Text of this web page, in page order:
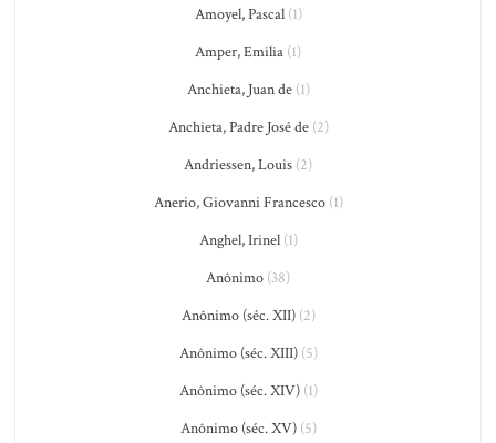
Amoyel, Pascal(1)
Amper, Emilia (1)
Anchieta, Juan de(1)
Anchieta, Padre José de(2)
Andriessen, Louis (2)
Anerio, Giovanni Francesco(1)
Anghel, Irinel(1)
Anônimo (38)
Anônimo (séc. XII)(2)
Anônimo (séc. XIII)(5)
Anônimo (séc. XIV)(1)
Anônimo (séc. XV)(5)